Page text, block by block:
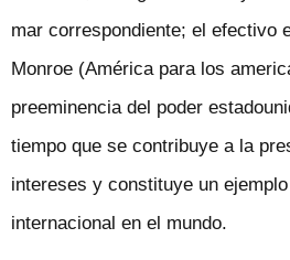
mar correspondiente; el efectivo
Monroe (América para los
preeminencia del poder
tiempo que se contribuye a la
intereses y constituye un
internacional en el mundo.